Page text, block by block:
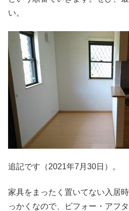
い。
追記です（2021年7月30日）。
家具をまったく置いてない入居
っかくなので、ビフォー・アフ